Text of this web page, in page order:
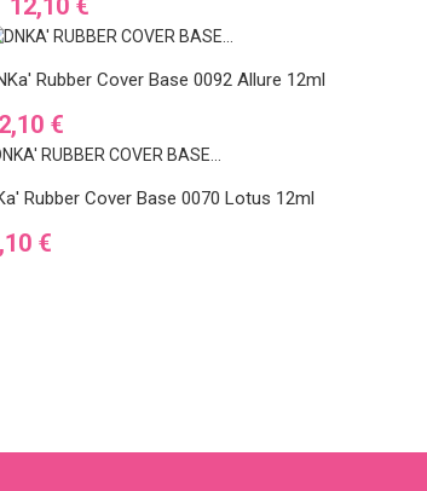
12,10 €
Rubber Cover Base 0092 Allure 12ml
€
Rubber Cover Base 0070 Lotus 12ml
€